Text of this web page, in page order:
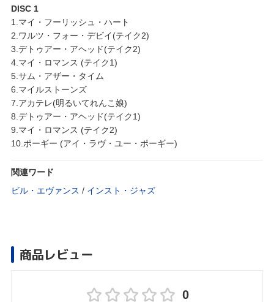
DISC 1
1.マイ・フーリッシュ・ハート
2.ワルツ・フォー・デビイ(テイク2)
3.デトゥアー・アヘッド(テイク2)
4.マイ・ロマンス (テイク1)
5.サム・アザー・タイム
6.マイルストーンズ
7.アカテレ(明るいてれんこ娘)
8.デトゥアー・アヘッド(テイク1)
9.マイ・ロマンス (テイク2)
10.ポーギー (アイ・ラヴ・ユー・ポーギー)
関連ワード
ビル・エヴァンス / インスト・ジャズ
商品レビュー
0